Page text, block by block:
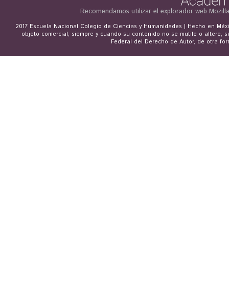
Recomendamos utilizar el explorador web
2017 Escuela Nacional Colegio de Ciencias y Humanidades | Hecho en
objeto comercial, siempre y cuando su contenido no se mutile o altere,
Federal del Derecho de Autor, de otra